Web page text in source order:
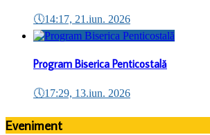
🕔14:17, 21.iun. 2026
Program Biserica Penticostală
🕔17:29, 13.iun. 2026
Eveniment